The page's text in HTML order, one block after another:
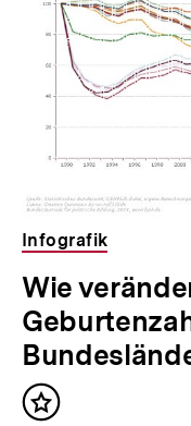
Infografik
Wie
Inhalt